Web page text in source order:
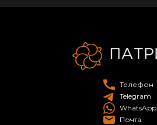
Телефон
Telegram
WhatsApp
Почта